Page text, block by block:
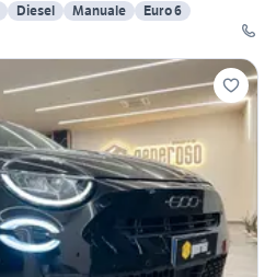
Diesel Manuale
Euro 6